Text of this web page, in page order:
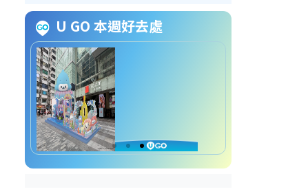
U GO 本週好去處